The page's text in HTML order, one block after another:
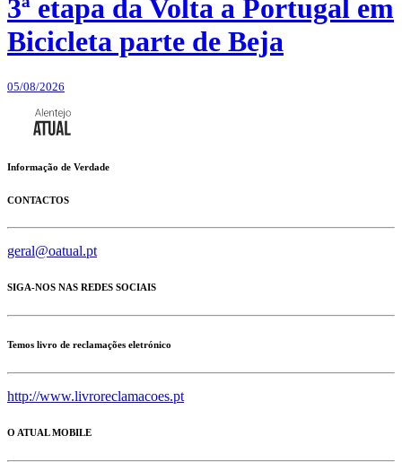
3ª etapa da Volta a Portugal em
Bicicleta parte de Beja
05/08/2026
Informação de Verdade
CONTACTOS
geral@oatual.pt
SIGA-NOS NAS REDES SOCIAIS
Temos livro de reclamações eletrónico
http://www.livroreclamacoes.pt
O ATUAL MOBILE